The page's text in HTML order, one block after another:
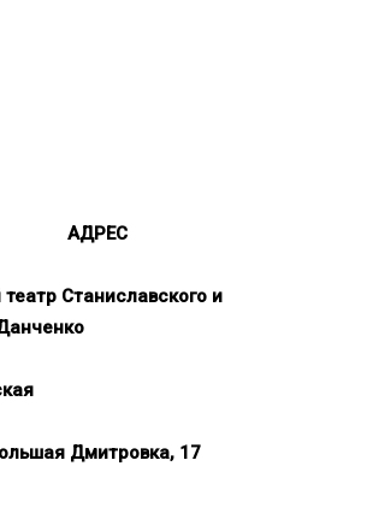
АДРЕС
Станиславского и
Дмитровка, 17